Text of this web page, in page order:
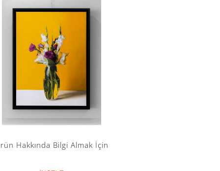
Hakkında Bilgi Almak İçin